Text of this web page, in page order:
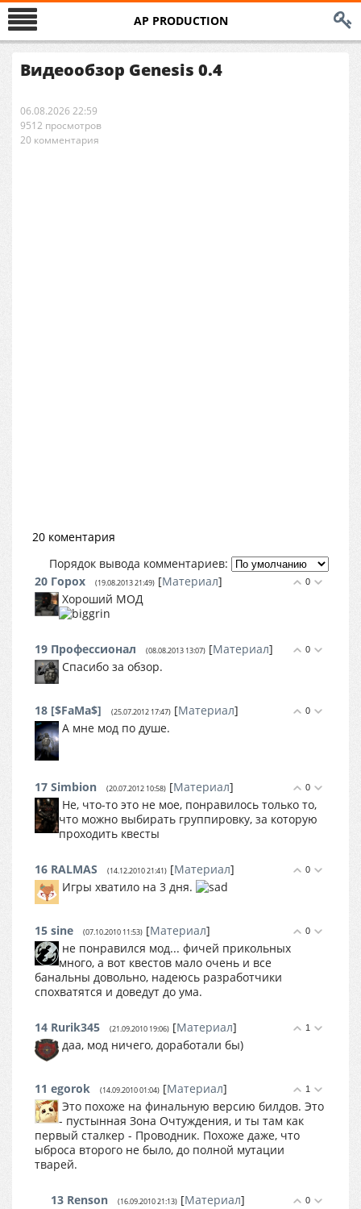
AP PRODUCTION
Видеообзор Genesis 0.4
06.08.2026 22:59
9512 просмотров
20 комментария
20 коментария
Порядок вывода комментариев:
0
20 Горох (19.08.2013 21:49) [Материал]
Хороший МОД
0
19 Профессионал (08.08.2013 13:07) [Материал]
Спасибо за обзор.
0
18 [$FaMa$] (25.07.2012 17:47) [Материал]
А мне мод по душе.
0
17 Simbion (20.07.2012 10:58) [Материал]
Не, что-то это не мое, понравилось только то,
что можно выбирать группировку, за которую
проходить квесты
0
16 RALMAS (14.12.2010 21:41) [Материал]
Игры хватило на 3 дня.
0
15 sine (07.10.2010 11:53) [Материал]
не понравился мод... фичей прикольных
много, а вот квестов мало очень и все
банальны довольно, надеюсь разработчики
спохватятся и доведут до ума.
1
14 Rurik345 (21.09.2010 19:06) [Материал]
даа, мод ничего, доработали бы)
1
11 egorok (14.09.2010 01:04) [Материал]
Это похоже на финальную версию билдов. Это
- пустынная Зона Очтуждения, и ты там как
первый сталкер - Проводник. Похоже даже, что
ыброса второго не было, до полной мутации
тварей.
0
13 Renson (16.09.2010 21:13) [Материал]